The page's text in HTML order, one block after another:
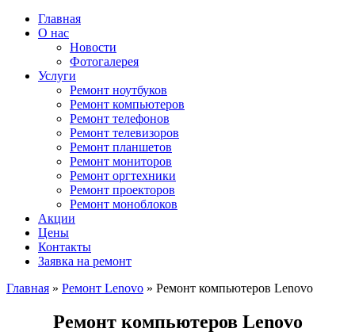
Главная
О нас
Новости
Фотогалерея
Услуги
Ремонт ноутбуков
Ремонт компьютеров
Ремонт телефонов
Ремонт телевизоров
Ремонт планшетов
Ремонт мониторов
Ремонт оргтехники
Ремонт проекторов
Ремонт моноблоков
Акции
Цены
Контакты
Заявка на ремонт
Главная » Ремонт Lenovo » Ремонт компьютеров Lenovo
Ремонт компьютеров Lenovo